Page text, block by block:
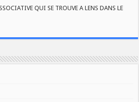
QUI SE TROUVE A LENS DANS LE